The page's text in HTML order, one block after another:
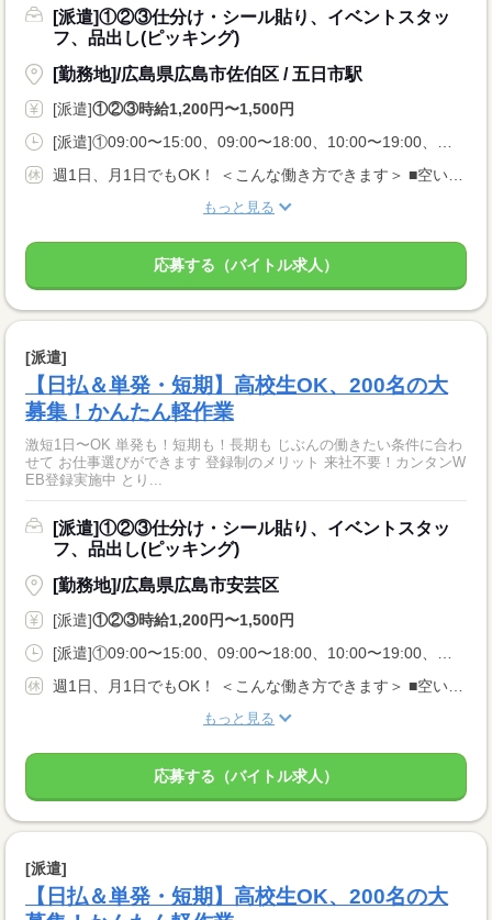
[派遣]①②③仕分け・シール貼り、イベントスタッ
フ、品出し(ピッキング)
[勤務地]/広島県広島市佐伯区 / 五日市駅
[派遣]①②③時給1,200円〜1,500円
もっと見る
応募する（バイトル求人）
[派遣]
【日払＆単発・短期】高校生OK、200名の大
募集！かんたん軽作業
激短1日〜OK 単発も！短期も！長期も じぶんの働きたい条件に合わ
せて お仕事選びができます 登録制のメリット 来社不要！カンタンW
EB登録実施中 とり...
[派遣]①②③仕分け・シール貼り、イベントスタッ
フ、品出し(ピッキング)
[勤務地]/広島県広島市安芸区
[派遣]①②③時給1,200円〜1,500円
もっと見る
応募する（バイトル求人）
[派遣]
【日払＆単発・短期】高校生OK、200名の大